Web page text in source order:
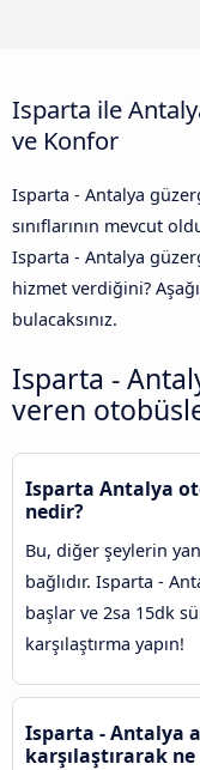
Isparta ile
ve Konfor
Isparta - Antalya
sınıflarının mevcut
Isparta - Antalya
hizmet verdiğini?
bulacaksınız.
Isparta -
veren
Isparta Antalya
nedir?
Bu, diğer şeylerin
bağlıdır. Isparta -
başlar ve 2sa 15dk
karşılaştırma yapın!
Isparta - Antalya
karşılaştırarak